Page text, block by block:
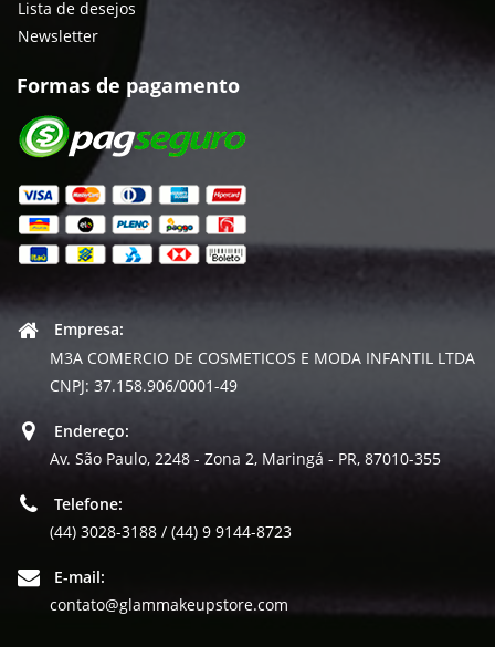
Lista de desejos
Newsletter
Formas de pagamento
Empresa:
M3A COMERCIO DE COSMETICOS E MODA INFANTIL LTDA
CNPJ: 37.158.906/0001-49
Endereço:
Av. São Paulo, 2248 - Zona 2, Maringá - PR, 87010-355
Telefone:
(44) 3028-3188 / (44) 9 9144-8723
E-mail:
contato@glammakeupstore.com